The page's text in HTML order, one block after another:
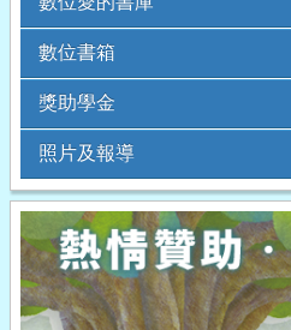
數位書箱
獎助學金
照片及報導